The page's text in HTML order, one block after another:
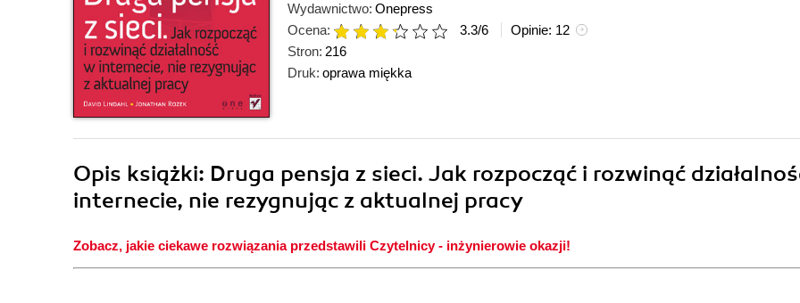
Wydawnictwo: Onepress
Ocena:
3.3/6 Opinie: 12
Stron: 216
Druk: oprawa miękka
Opis książki: Druga pensja z sieci. Jak rozpocząć i rozwinąć
internecie, nie rezygnując z aktualnej pracy
Zobacz, jakie ciekawe rozwiązania przedstawili Czytelnicy - inżynierowie okazji!